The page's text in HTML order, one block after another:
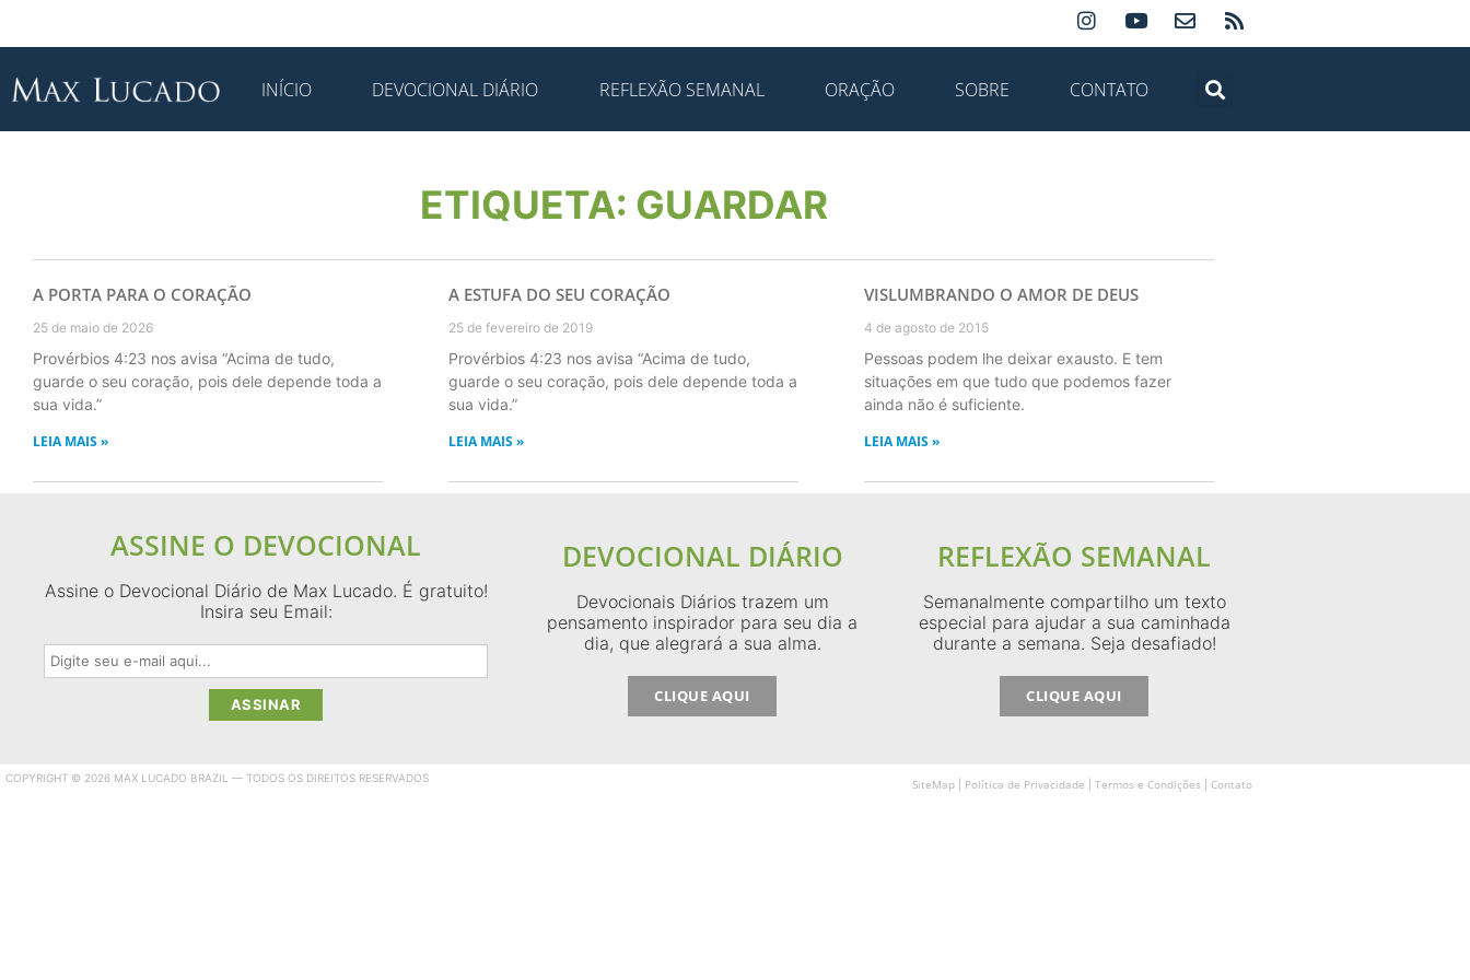
INÍCIO DEVOCIONAL DIÁRIO REFLEXÃO SEMANAL ORAÇÃO SOBRE CONTATO
ETIQUETA: GUARDAR
A PORTA PARA O CORAÇÃO
25 de maio de 2026
Provérbios 4:23 nos avisa “Acima de tudo,
guarde o seu coração, pois dele depende toda a
sua vida.”
LEIA MAIS »
A ESTUFA DO SEU CORAÇÃO
25 de fevereiro de 2019
Provérbios 4:23 nos avisa “Acima de tudo,
guarde o seu coração, pois dele depende toda a
sua vida.”
LEIA MAIS »
VISLUMBRANDO O AMOR DE DEUS
4 de agosto de 2015
Pessoas podem lhe deixar exausto. E tem
situações em que tudo que podemos fazer
ainda não é suficiente.
LEIA MAIS »
ASSINE O DEVOCIONAL
Assine o Devocional Diário de Max Lucado. É gratuito!
Insira seu Email:
DEVOCIONAL DIÁRIO
Devocionais Diários trazem um
pensamento inspirador para seu dia a
dia, que alegrará a sua alma.
CLIQUE AQUI
REFLEXÃO SEMANAL
Semanalmente compartilho um texto
especial para ajudar a sua caminhada
durante a semana. Seja desafiado!
CLIQUE AQUI
COPYRIGHT © 2026 MAX LUCADO BRAZIL — TODOS OS DIREITOS RESERVADOS SiteMap Política de Privacidade Termos e Condições Contato